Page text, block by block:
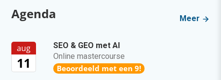
Agenda Meer
aug
11
SEO & GEO met AI
Online mastercourse
Beoordeeld met een 9!